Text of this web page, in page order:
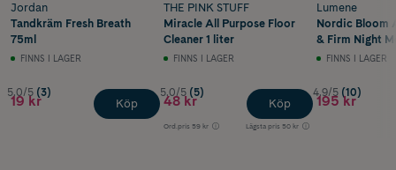
Jordan
Tandkräm Fresh Breath
75ml
FINNS I LAGER
5.0/5 (3)
19 kr Köp
THE PINK STUFF
Miracle All Purpose Floor
Cleaner 1 liter
FINNS I LAGER
5.0/5 (5)
48 kr
Ord.pris 59 kr Lägsta pris 50 kr
Köp
Lumene
Nordic Bloom
& Firm Night
50 ml
FINNS I LAGER
4.9/5 (10)
195 kr